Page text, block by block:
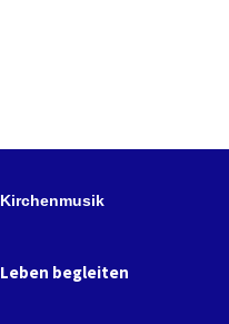
Kirchenmusik
Leben begleiten